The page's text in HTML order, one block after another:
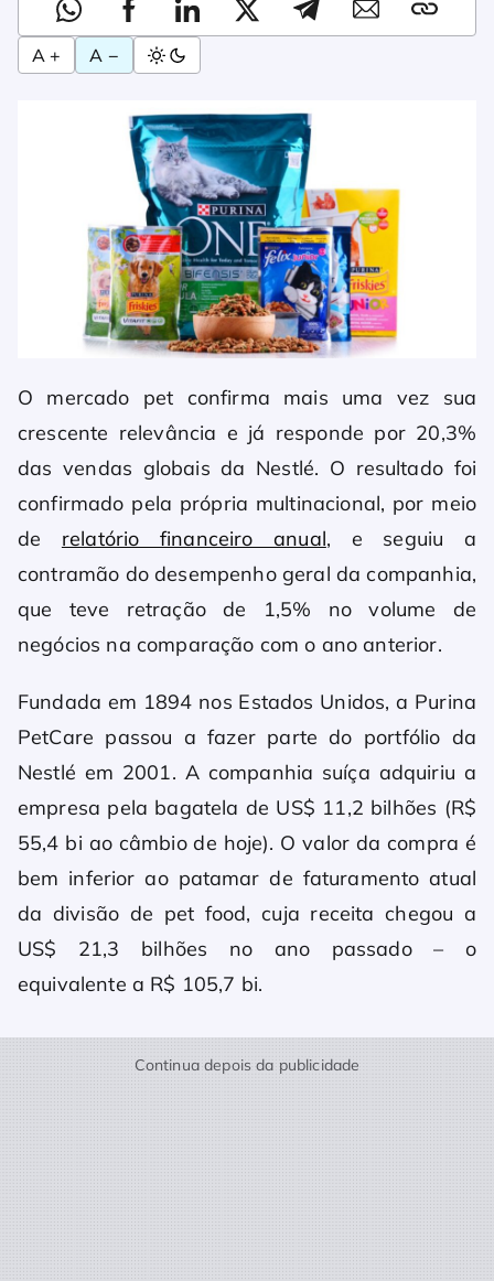
A + A −
O mercado pet confirma mais uma vez sua
crescente relevância e já responde por 20,3%
das vendas globais da Nestlé. O resultado foi
confirmado pela própria multinacional, por meio
de relatório financeiro anual, e seguiu a
contramão do desempenho geral da companhia,
que teve retração de 1,5% no volume de
negócios na comparação com o ano anterior.
Fundada em 1894 nos Estados Unidos, a Purina
PetCare passou a fazer parte do portfólio da
Nestlé em 2001. A companhia suíça adquiriu a
empresa pela bagatela de US$ 11,2 bilhões (R$
55,4 bi ao câmbio de hoje). O valor da compra é
bem inferior ao patamar de faturamento atual
da divisão de pet food, cuja receita chegou a
US$ 21,3 bilhões no ano passado – o
equivalente a R$ 105,7 bi.
Continua depois da publicidade